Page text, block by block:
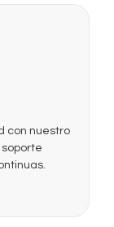
con nuestro